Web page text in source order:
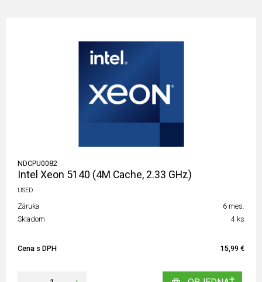
NDCPU0082
Intel Xeon 5140 (4M Cache, 2.33 GHz)
USED
Záruka
6 mes.
Skladom
4 ks
Cena s DPH 15,99 €